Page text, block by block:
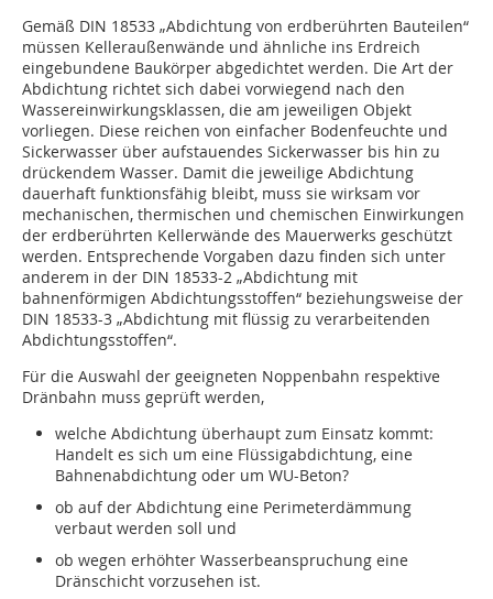
Gemäß DIN 18533 „Abdichtung von erdberührten Bauteilen“
müssen Kelleraußenwände und ähnliche ins Erdreich
eingebundene Baukörper abgedichtet werden. Die Art der
Abdichtung richtet sich dabei vorwiegend nach den
Wassereinwirkungsklassen, die am jeweiligen Objekt
vorliegen. Diese reichen von einfacher Bodenfeuchte und
Sickerwasser über aufstauendes Sickerwasser bis hin zu
drückendem Wasser. Damit die jeweilige Abdichtung
dauerhaft funktionsfähig bleibt, muss sie wirksam vor
mechanischen, thermischen und chemischen Einwirkungen
der erdberührten Kellerwände des Mauerwerks geschützt
werden. Entsprechende Vorgaben dazu finden sich unter
anderem in der DIN 18533-2 „Abdichtung mit
bahnenförmigen Abdichtungsstoffen“ beziehungsweise der
DIN 18533-3 „Abdichtung mit flüssig zu verarbeitenden
Abdichtungsstoffen“.
Für die Auswahl der geeigneten Noppenbahn respektive
Dränbahn muss geprüft werden,
welche Abdichtung überhaupt zum Einsatz kommt:
Handelt es sich um eine Flüssigabdichtung, eine
Bahnenabdichtung oder um WU-Beton?
ob auf der Abdichtung eine Perimeterdämmung
verbaut werden soll und
ob wegen erhöhter Wasserbeanspruchung eine
Dränschicht vorzusehen ist.